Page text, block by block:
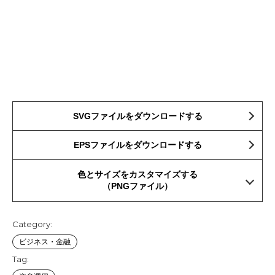
SVGファイルをダウンロードする
EPSファイルをダウンロードする
色とサイズをカスタマイズする
（PNGファイル）
Category:
ビジネス・金融
Tag: